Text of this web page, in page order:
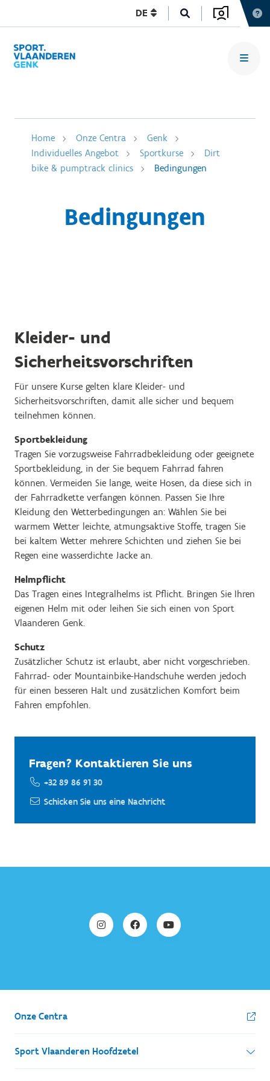
DE
Home Onze Centra
Genk
Individuelles Angebot
Sportkurse
Dirt
bike & pumptrack clinics
Bedingungen
Bedingungen
Kleider- und
Sicherheitsvorschriften
Für unsere Kurse gelten klare Kleider- und
Sicherheitsvorschriften, damit alle sicher und bequem
teilnehmen können.
Sportbekleidung
Tragen Sie vorzugsweise Fahrradbekleidung oder geeignete
Sportbekleidung, in der Sie bequem Fahrrad fahren
können. Vermeiden Sie lange, weite Hosen, da diese sich in
der Fahrradkette verfangen können. Passen Sie Ihre
Kleidung den Wetterbedingungen an: Wählen Sie bei
warmem Wetter leichte, atmungsaktive Stoffe, tragen Sie
bei kaltem Wetter mehrere Schichten und ziehen Sie bei
Regen eine wasserdichte Jacke an.
Helmpflicht
Das Tragen eines Integralhelms ist Pflicht. Bringen Sie Ihren
eigenen Helm mit oder leihen Sie sich einen von Sport
Vlaanderen Genk.
Schutz
Zusätzlicher Schutz ist erlaubt, aber nicht vorgeschrieben.
Fahrrad- oder Mountainbike-Handschuhe werden jedoch
für einen besseren Halt und zusätzlichen Komfort beim
Fahren empfohlen.
Fragen? Kontaktieren Sie uns
+32 89 86 91 30
Schicken Sie uns eine Nachricht
Onze Centra
Sport Vlaanderen Hoofdzetel